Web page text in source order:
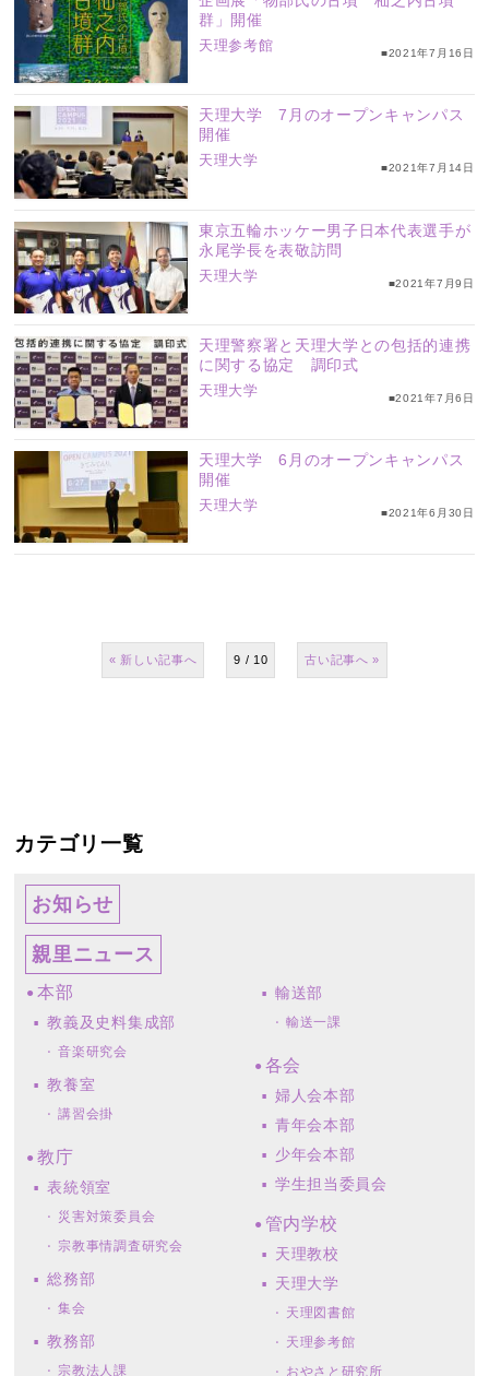
群」開催
天理参考館
■2021年7月16日
天理大学 7月のオープンキャンパス
開催
天理大学
■2021年7月14日
東京五輪ホッケー男子日本代表選手が
永尾学長を表敬訪問
天理大学
■2021年7月9日
天理警察署と天理大学との包括的連携
に関する協定 調印式
天理大学
■2021年7月6日
天理大学 6月のオープンキャンパス
開催
天理大学
■2021年6月30日
9 / 10
« »
カテゴリ一覧
お知らせ
親里ニュース
本部
教義及史料集成部
音楽研究会
教養室
講習会掛
教庁
表統領室
災害対策委員会
宗教事情調査研究会
総務部
集会
教務部
宗教法人課
輸送部
輸送一課
各会
婦人会本部
青年会本部
少年会本部
学生担当委員会
管内学校
天理教校
天理大学
天理図書館
天理参考館
おやさと研究所